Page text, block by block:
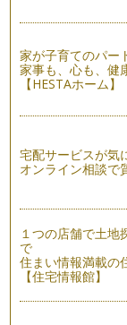
お子様に英語を
なさんが習得し
子どもの英語教
英語教室の教科
英語教室選びの
（教室）の『レ
言語と文化：本当
海外の人と関係
ですが、その英
家が子育てのパー
家事も、心も、健
【HESTAホーム】
宅配サービスが気
オンライン相談で
１つの店舗で土地
で
住まい情報満載の
【住宅情報館】